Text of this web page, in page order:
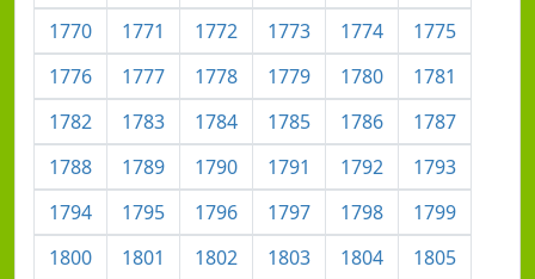
1770
1771 1772 1773 1774
1775
1776
1777 1778 1779 1780
1781
1782
1783 1784 1785 1786
1787
1788
1789 1790 1791 1792
1793
1794
1795 1796 1797 1798
1799
1800
1801 1802 1803 1804
1805